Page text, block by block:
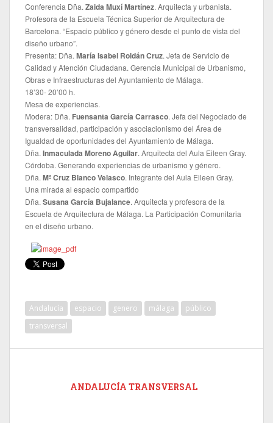
Conferencia Dña. Zaida Muxí Martínez. Arquitecta y urbanista.
Profesora de la Escuela Técnica Superior de Arquitectura de
Barcelona. “Espacio público y género desde el punto de vista del
diseño urbano”.
Presenta: Dña. María Isabel Roldán Cruz. Jefa de Servicio de
Calidad y Atención Ciudadana. Gerencia Municipal de Urbanismo,
Obras e Infraestructuras del Ayuntamiento de Málaga.
18’30- 20’00 h.
Mesa de experiencias.
Modera: Dña. Fuensanta García Carrasco. Jefa del Negociado de
transversalidad, participación y asociacionismo del Área de
Igualdad de oportunidades del Ayuntamiento de Málaga.
Dña. Inmaculada Moreno Aguilar. Arquitecta del Aula Eileen Gray.
Córdoba. Generando experiencias de urbanismo y género.
Dña. Mª Cruz Blanco Velasco. Integrante del Aula Eileen Gray.
Una mirada al espacio compartido
Dña. Susana García Bujalance. Arquitecta y profesora de la
Escuela de Arquitectura de Málaga. La Participación Comunitaria
en el diseño urbano.
Andalucía espacio genero málaga
público
transversal
ANDALUCÍA TRANSVERSAL